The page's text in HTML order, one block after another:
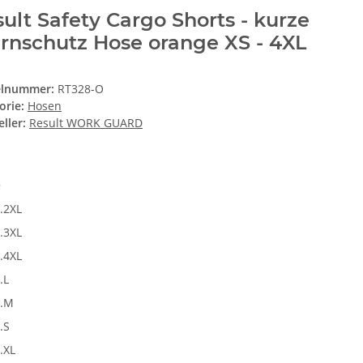
Safety Cargo Shorts - kurze
Hose orange XS - 4XL
RT328-O
Hosen
Result WORK GUARD